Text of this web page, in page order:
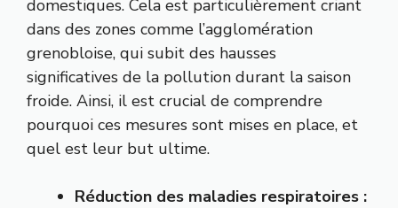
domestiques. Cela est particulièrement criant
dans des zones comme l’agglomération
grenobloise, qui subit des hausses
significatives de la pollution durant la saison
froide. Ainsi, il est crucial de comprendre
pourquoi ces mesures sont mises en place, et
quel est leur but ultime.
Réduction des maladies respiratoires :